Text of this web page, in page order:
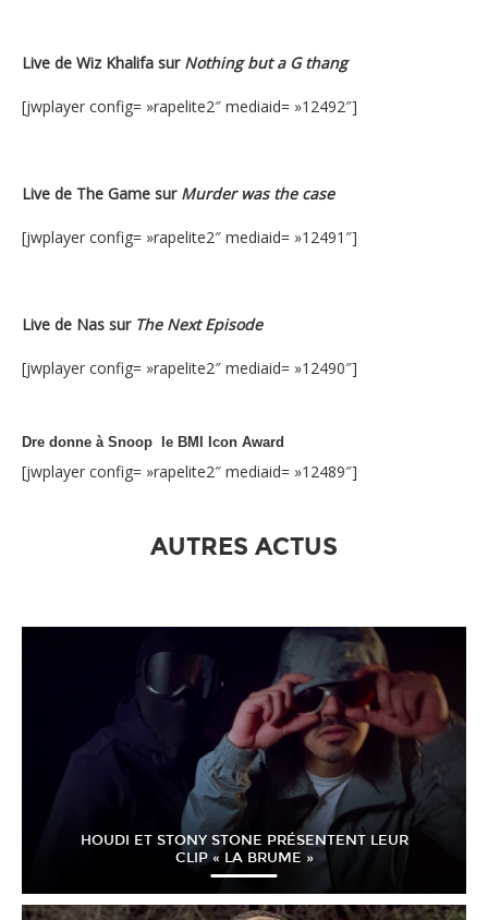
Live de Wiz Khalifa sur Nothing but a G thang
[jwplayer config= »rapelite2″ mediaid= »12492″]
Live de The Game sur Murder was the case
[jwplayer config= »rapelite2″ mediaid= »12491″]
Live de Nas sur The Next Episode
[jwplayer config= »rapelite2″ mediaid= »12490″]
Dre donne à Snoop le BMI Icon Award
[jwplayer config= »rapelite2″ mediaid= »12489″]
AUTRES ACTUS
HOUDI ET STONY STONE PRÉSENTENT LEUR
CLIP « LA BRUME »